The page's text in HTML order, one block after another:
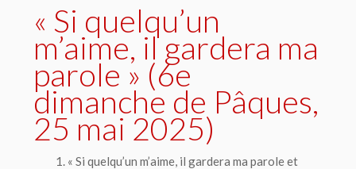
« Si quelqu’un
m’aime, il gardera ma
parole » (6e
dimanche de Pâques,
25 mai 2025)
« Si quelqu’un m’aime, il gardera ma parole et